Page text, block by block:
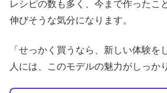
レシピの数も多く、今まで作ったこ
伸びそうな気分になります。
「せっかく買うなら、新しい体験を
人には、このモデルの魅力がしっか